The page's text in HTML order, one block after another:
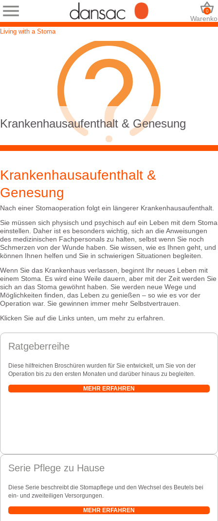
0
Living with a Stoma
Krankenhausaufenthalt & Genesung
Krankenhausaufenthalt &
Genesung
Nach einer Stomaoperation folgt ein längerer Krankenhausaufenthalt.
Sie müssen sich physisch und psychisch auf ein Leben mit dem Stoma
einstellen. Daher ist es besonders wichtig, sich an die Anweisungen
des medizinischen Fachpersonals zu halten, selbst wenn Sie noch
Schmerzen von der Wunde haben. Sie wissen, wie es Ihnen geht, und
können Ihnen helfen und Sie in schwierigen Situationen begleiten.
Wenn Sie das Krankenhaus verlassen, beginnt Ihr neues Leben mit
einem Stoma. Es wird eine Weile dauern, aber mit der Zeit werden Sie
sich an das Stoma gewöhnt haben. Sie werden neue Wege und
Möglichkeiten finden, das Leben zu genießen – so wie es vor der
Operation war. Sie gewinnen immer mehr Selbstvertrauen.
Klicken Sie auf die Links unten, um mehr zu erfahren.
Ratgeberreihe
Diese hilfreichen Broschüren wurden für Sie entwickelt, um Sie von der
Operation bis zu den ersten Monaten und darüber hinaus zu begleiten.
MEHR ERFAHREN
Serie Pflege zu Hause
Diese Serie beschreibt die Stomapflege und den Wechsel des Beutels bei
ein- und zweiteiligen Versorgungen.
MEHR ERFAHREN